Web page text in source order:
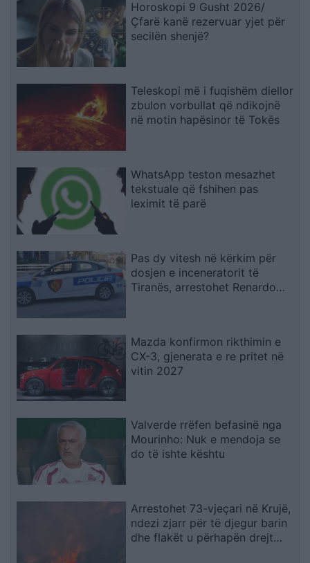
Horoskopi 9 Gusht 2026/
Çfarë kanë rezervuar yjet për
secilën shenjë?
Teleskopi më i fuqishëm diellor
zbulon vorbullat që ndikojnë
në motin hapësinor të Tokës
WhatsApp teston mesazhet
tekstuale që fshihen pas
leximit të parë
Pas dy vitesh në kërkim për
dosjen e inceneratorit të
Tiranës, arrestohet Renardo
Mazda konfirmon rikthimin e
CX-3, gjenerata e re pritet në
vitin 2027
Valverde rrëfen befasinë nga
Mourinho: Nuk e mendoja se
do të ishte kështu
Arrestohet 73-vjeçari në Krujë,
ndezi zjarr për të djegur barin
dhe flakët u përhapën drejt